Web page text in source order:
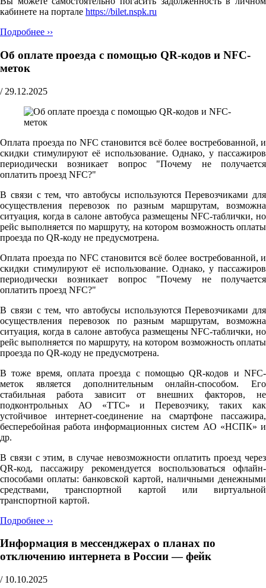
кабинете на портале https://bilet.nspk.ru
Подробнее ››
Об оплате проезда с помощью QR-кодов и NFC-
меток
/ 29.12.2025
Оплата проезда по NFC становится всё более востребованной, и
скидки стимулируют её использование. Однако, у пассажиров
периодически возникает вопрос "Почему не получается
оплатить проезд NFC?"
В связи с тем, что автобусы используются Перевозчиками для
осуществления перевозок по разным маршрутам, возможна
ситуация, когда в салоне автобуса размещены NFC-таблички, но
рейс выполняется по маршруту, на котором возможность оплаты
проезда по QR-коду не предусмотрена.
Оплата проезда по NFC становится всё более востребованной, и
скидки стимулируют её использование. Однако, у пассажиров
периодически возникает вопрос "Почему не получается
оплатить проезд NFC?"
В связи с тем, что автобусы используются Перевозчиками для
осуществления перевозок по разным маршрутам, возможна
ситуация, когда в салоне автобуса размещены NFC-таблички, но
рейс выполняется по маршруту, на котором возможность оплаты
проезда по QR-коду не предусмотрена.
В тоже время, оплата проезда с помощью QR-кодов и NFC-
меток является дополнительным онлайн-способом. Его
стабильная работа зависит от внешних факторов, не
подконтрольных АО «ТТС» и Перевозчику, таких как
устойчивое интернет-соединение на смартфоне пассажира,
бесперебойная работа информационных систем АО «НСПК» и
др.
В связи с этим, в случае невозможности оплатить проезд через
QR-код, пассажиру рекомендуется воспользоваться офлайн-
способами оплаты: банковской картой, наличными денежными
средствами, транспортной картой или виртуальной
транспортной картой.
Подробнее ››
Информация в мессенджерах о планах по
отключению интернета в России — фейк
/ 10.10.2025